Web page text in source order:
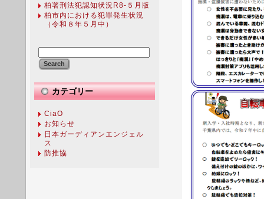
柏署刑法犯認知状況R8-５月版
柏市内における犯罪発生状況
（令和８年５月中）
カテゴリー
CiaO
お知らせ
日本ガーディアンエンジェル
ス
防推協